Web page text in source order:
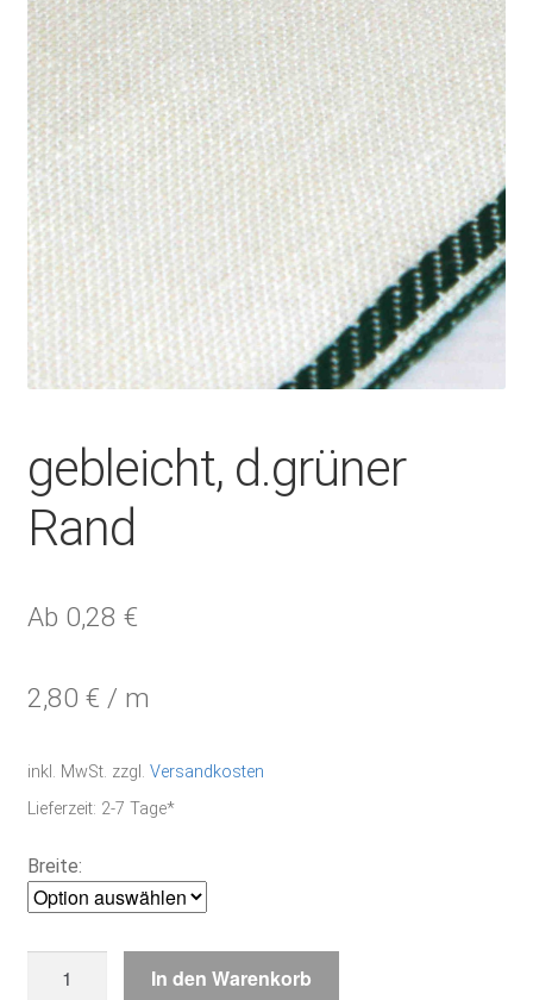
gebleicht, d.grüner
Rand
Ab 0,28 €
2,80 € / m
inkl. MwSt. zzgl. Versandkosten
Lieferzeit: 2-7 Tage*
Breite:
In den Warenkorb